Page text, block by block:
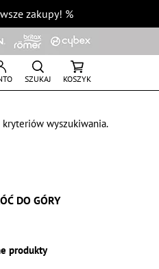
zakupy! %
SZUKAJ KOSZYK
wyszukiwania.
DO GÓRY
produkty